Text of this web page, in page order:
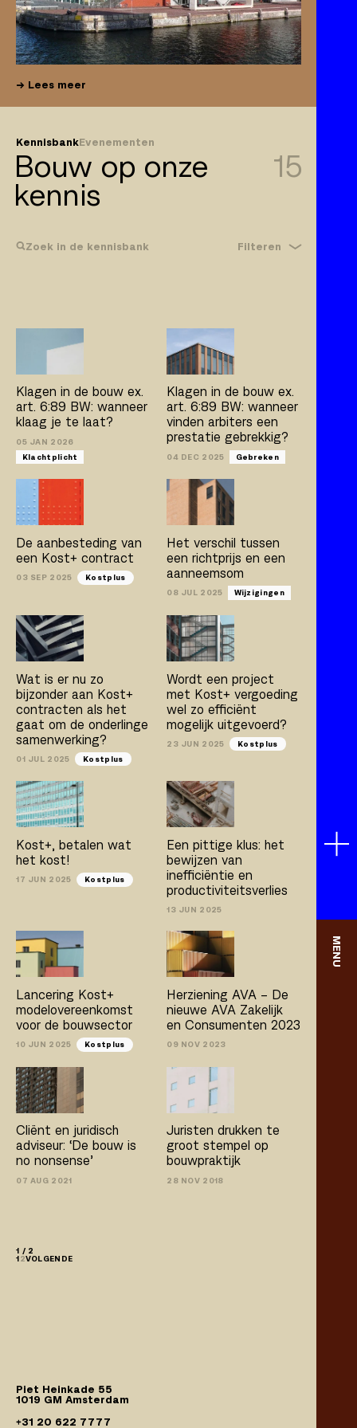
MENU
Lees meer
KennisbankEvenementen
Bouw op onze
kennis
15
Zoek in de kennisbank Filteren
GebrekenKlachtplicht Wijzigingen
KostplusUAV-GC 2005
ArtikelBoek
Arno Jacobs
Bert van der Zijpp
Hamza Atas
Klagen in de bouw ex.
art. 6:89 BW: wanneer
klaag je te laat?
05 JAN 2026
Klachtplicht
Klagen in de bouw ex.
art. 6:89 BW: wanneer
vinden arbiters een
prestatie gebrekkig?
04 DEC 2025 Gebreken
De aanbesteding van
een Kost+ contract
03 SEP 2025 Kostplus
Het verschil tussen
een richtprijs en een
aanneemsom
08 JUL 2025 Wijzigingen
Wat is er nu zo
bijzonder aan Kost+
contracten als het
gaat om de onderlinge
samenwerking?
01 JUL 2025 Kostplus
Wordt een project
met Kost+ vergoeding
wel zo efficiënt
mogelijk uitgevoerd?
23 JUN 2025 Kostplus
Kost+, betalen wat
het kost!
17 JUN 2025 Kostplus
Een pittige klus: het
bewijzen van
inefficiëntie en
productiviteitsverlies
13 JUN 2025
Lancering Kost+
modelovereenkomst
voor de bouwsector
10 JUN 2025 Kostplus
Herziening AVA – De
nieuwe AVA Zakelijk
en Consumenten 2023
09 NOV 2023
Cliënt en juridisch
adviseur: ‘De bouw is
no­ nonsense’
07 AUG 2021
Juristen drukken te
groot stempel op
bouwpraktijk
28 NOV 2018
1 / 2
12VOLGENDE
Piet Heinkade 55
1019 GM Amsterdam
+31 20 622 7777